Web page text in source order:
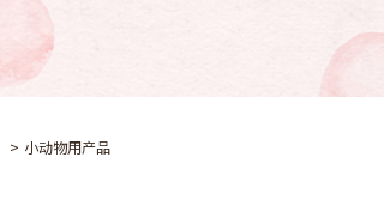
小动物用产品